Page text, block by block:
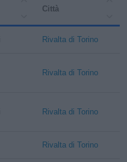
Città
Rivalta di Torino
Rivalta di Torino
Rivalta di Torino
Rivalta di Torino